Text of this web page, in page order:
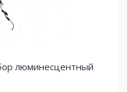
люминесцентный